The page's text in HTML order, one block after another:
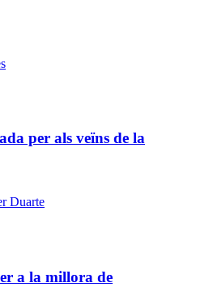
per als veïns de la
a la millora de